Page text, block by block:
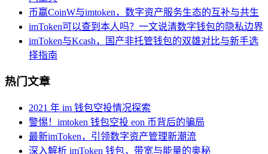
币赢CoinW与imtoken，数字资产服务生态的互补与共生
imToken可以查到本人吗？一文说清数字钱包的隐私边界
imToken与Kcash，国产非托管钱包的双雄对比与新手选
择指南
热门文章
2021 年 im 钱包空投情况探索
警惕！imtoken 钱包空投 eon 币背后的骗局
最新imToken，引领数字资产管理新潮流
深入解析 imToken 钱包，带宽与能量的奥秘